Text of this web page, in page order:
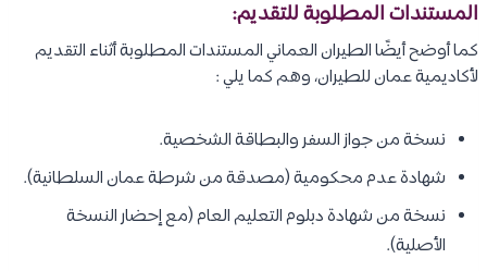
المستندات المطلوبة للتقديم:
كما أوضح أيضًا الطيران العماني المستندات المطلوبة أثناء التقديم
لأكاديمية عمان للطيران، وهم كما يلي :
نسخة من جواز السفر والبطاقة الشخصية.
شهادة عدم محكومية (مصدقة من شرطة عمان السلطانية).
نسخة من شهادة دبلوم التعليم العام (مع إحضار النسخة
الأصلية).